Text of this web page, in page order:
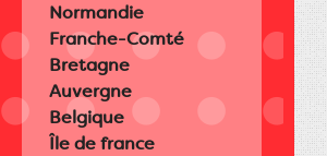
Normandie
Franche-Comté
Bretagne
Auvergne
Belgique
Île de france